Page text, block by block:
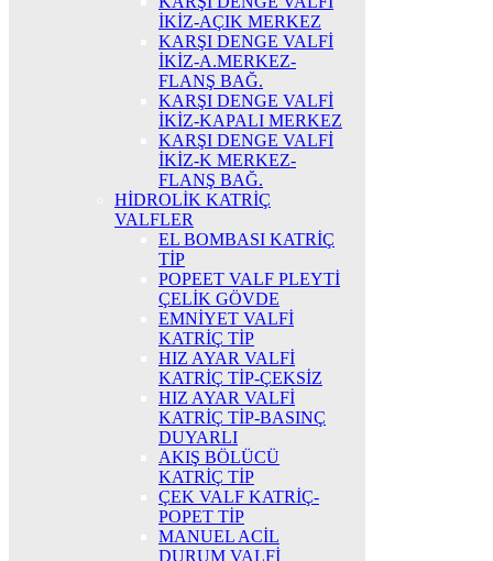
İKİZ-AÇIK MERKEZ
KARŞI DENGE VALFİ
İKİZ-A.MERKEZ-
FLANŞ BAĞ.
KARŞI DENGE VALFİ
İKİZ-KAPALI MERKEZ
KARŞI DENGE VALFİ
İKİZ-K MERKEZ-
FLANŞ BAĞ.
HİDROLİK KATRİÇ
VALFLER
EL BOMBASI KATRİÇ
TİP
POPEET VALF PLEYTİ
ÇELİK GÖVDE
EMNİYET VALFİ
KATRİÇ TİP
HIZ AYAR VALFİ
KATRİÇ TİP-ÇEKSİZ
HIZ AYAR VALFİ
KATRİÇ TİP-BASINÇ
DUYARLI
AKIŞ BÖLÜCÜ
KATRİÇ TİP
ÇEK VALF KATRİÇ-
POPET TİP
MANUEL ACİL
DURUM VALFİ